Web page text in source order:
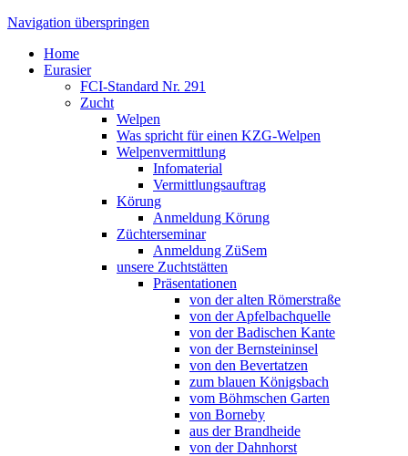
Navigation überspringen
Home
Eurasier
FCI-Standard Nr. 291
Zucht
Welpen
Was spricht für einen KZG-Welpen
Welpenvermittlung
Infomaterial
Vermittlungsauftrag
Körung
Anmeldung Körung
Züchterseminar
Anmeldung ZüSem
unsere Zuchtstätten
Präsentationen
von der alten Römerstraße
von der Apfelbachquelle
von der Badischen Kante
von der Bernsteininsel
von den Bevertatzen
zum blauen Königsbach
vom Böhmschen Garten
von Borneby
aus der Brandheide
von der Dahnhorst